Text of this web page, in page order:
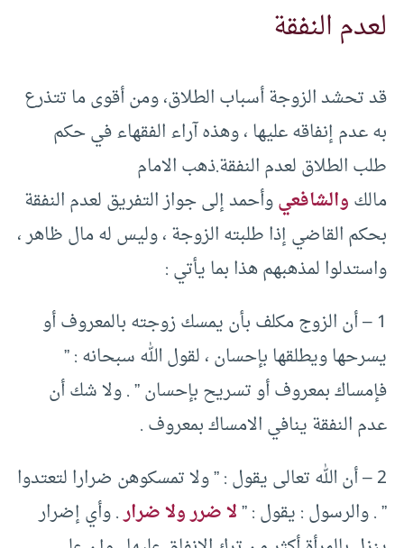
لعدم النفقة
قد تحشد الزوجة أسباب الطلاق، ومن أقوى ما تتذرع
به عدم إنفاقه عليها ، وهذه آراء الفقهاء في حكم
طلب الطلاق لعدم النفقة.ذهب الامام
مالكوالشافعيوأحمد إلى جواز التفريق لعدم النفقة
بحكم القاضي إذا طلبته الزوجة ، وليس له مال ظاهر ،
واستدلوا لمذهبهم هذا بما يأتي :
1 – أن الزوج مكلف بأن يمسك زوجته بالمعروف أو
يسرحها ويطلقها بإحسان ، لقول الله سبحانه : ”
فإمساك بمعروف أو تسريح بإحسان ” . ولا شك أن
عدم النفقة ينافي الامساك بمعروف .
2 – أن الله تعالى يقول : ” ولا تمسكوهن ضرارا لتعتدوا
” . والرسول : يقول : ”لا ضرر ولا ضرار. وأي إضرار